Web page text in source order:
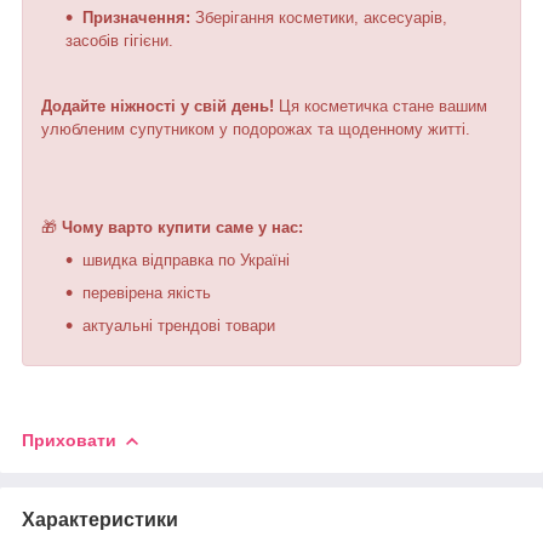
Призначення: Зберігання косметики, аксесуарів,
засобів гігієни.
Додайте ніжності у свій день! Ця косметичка стане вашим
улюбленим супутником у подорожах та щоденному житті.
🎁 Чому варто купити саме у нас:
швидка відправка по Україні
перевірена якість
актуальні трендові товари
Приховати
Характеристики